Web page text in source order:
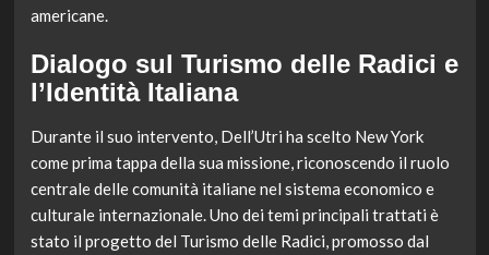
americane.
Dialogo sul Turismo delle Radici e
l’Identità Italiana
Durante il suo intervento, Dell’Utri ha scelto New York
come prima tappa della sua missione, riconoscendo il ruolo
centrale delle comunità italiane nel sistema economico e
culturale internazionale. Uno dei temi principali trattati è
stato il progetto del Turismo delle Radici, promosso dal